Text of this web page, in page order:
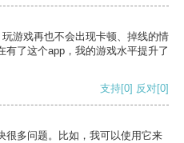
游戏再也不会出现卡顿、掉线的情
了这个app，我的游戏水平提升了
支持[0] 反对[0]
很多问题。比如，我可以使用它来